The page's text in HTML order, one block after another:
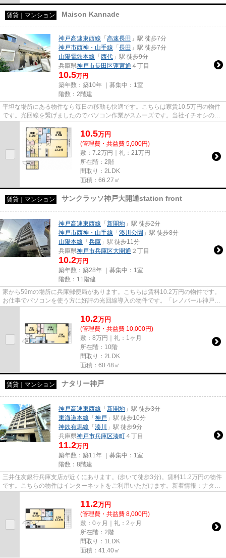
賃貸｜マンション Maison Kannade
神戸高速東西線 「 高速長田 」駅 徒歩7分
神戸市西神・山手線 「 長田 」駅 徒歩7分
山陽電鉄本線 「 西代 」駅 徒歩9分
兵庫県神戸市長田区蓮宮通 ４丁目
10.5万円
築年数：築10年 ｜募集中： 1室
階数：2階建
平坦な場所にある物件なら毎日の移動も快適です。こちらは家賃10.5万円の物件
です。光回線を繋げましたのでパソコン作業がスムーズです。当社イチオシの物
10.5万円
(管理費・共益費 5,000円)
敷：7.2万円｜礼：21万円
所在階：2階
間取り：2LDK
面積：66.27㎡
賃貸｜マンション サンクラッソ神戸大開通station front
神戸高速東西線 「 新開地 」駅 徒歩2分
神戸市西神・山手線 「 湊川公園 」駅 徒歩8分
山陽本線 「 兵庫 」駅 徒歩11分
兵庫県神戸市兵庫区大開通 ２丁目
10.2万円
築年数：築28年 ｜募集中： 1室
階数：11階建
家から59mの場所に兵庫郵便局があります。こちらは賃料10.2万円の物件です。
お仕事でパソコンを使う方に好評の光回線導入の物件です。「レノバール神戸」
10.2万円
(管理費・共益費 10,000円)
敷：8万円｜礼：1ヶ月
所在階：10階
間取り：2LDK
面積：60.48㎡
賃貸｜マンション ナタリー神戸
神戸高速東西線 「 新開地 」駅 徒歩3分
東海道本線 「 神戸 」駅 徒歩10分
神鉄有馬線 「 湊川
」駅 徒歩9分
兵庫県神戸市兵庫区湊町 ４丁目
11.2万円
築年数：築11年 ｜募集中： 1室
階数：8階建
三井住友銀行兵庫支店が近くにあります。(歩いて徒歩3分)。賃料11.2万円の物件
です。こちらの物件はインターネットをご利用いただけます。新着情報：ナタリ
11.2万円
(管理費・共益費 8,000円)
敷：0ヶ月｜礼：2ヶ月
所在階：2階
間取り：1LDK
面積：41.40㎡